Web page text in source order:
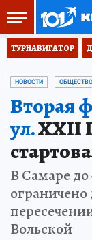
ТУРНАВИГАТОР
НОВОСТИ ОБЩЕСТВО
Вторая
ул.XXII
В Самаре
Вольской